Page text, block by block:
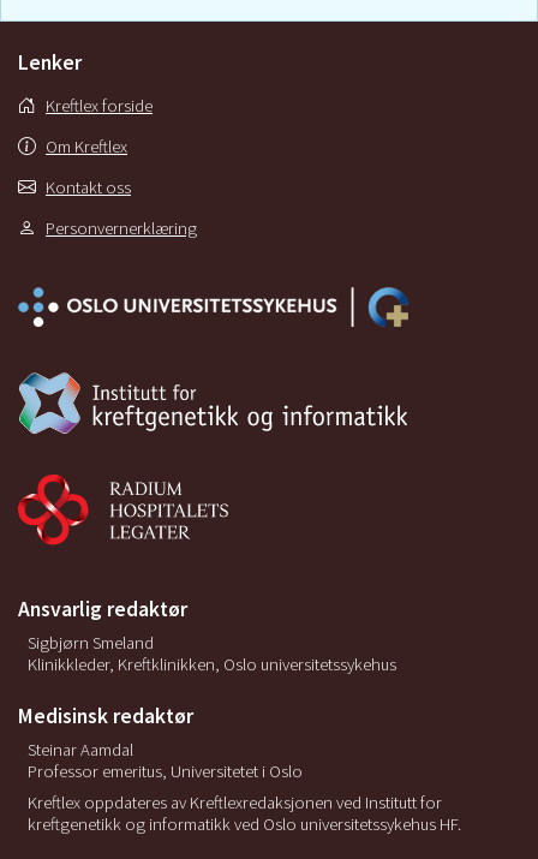
Lenker
Kreftlex forside
Om Kreftlex
Kontakt oss
Personvernerklæring
Ansvarlig redaktør
Sigbjørn Smeland
Klinikkleder, Kreftklinikken, Oslo universitetssykehus
Medisinsk redaktør
Steinar Aamdal
Professor emeritus, Universitetet i Oslo
Kreftlex oppdateres av Kreftlexredaksjonen ved Institutt for
kreftgenetikk og informatikk ved Oslo universitetssykehus HF.